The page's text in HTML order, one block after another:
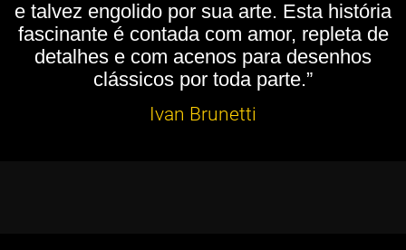
e talvez engolido por sua arte. Esta história
fascinante é contada com amor, repleta de
detalhes e com acenos para desenhos
clássicos por toda parte.”
Ivan Brunetti